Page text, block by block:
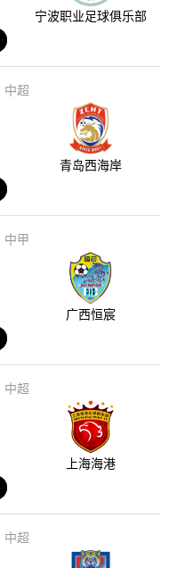
宁波职业足球俱乐部
中超
青岛西海岸
中甲
广西恒宸
中超
上海海港
中超